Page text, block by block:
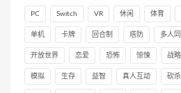
PC Switch VR 休闲 体育
单机 卡牌 回合制 塔防 多人
开放世界 恋爱 恐怖 惊悚 战略
模拟 生存 益智 真人互动 砍杀